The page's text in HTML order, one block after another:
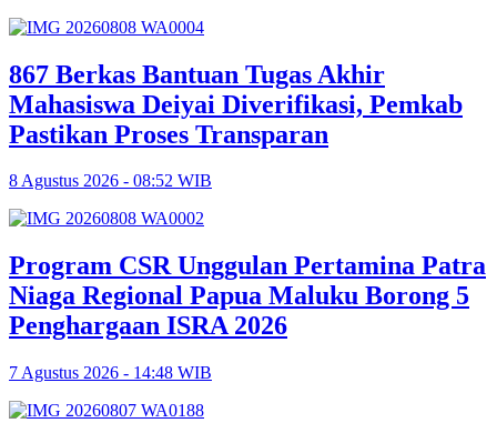
867 Berkas Bantuan Tugas Akhir
Mahasiswa Deiyai Diverifikasi, Pemkab
Pastikan Proses Transparan
8 Agustus 2026 - 08:52 WIB
Program CSR Unggulan Pertamina Patra
Niaga Regional Papua Maluku Borong 5
Penghargaan ISRA 2026
7 Agustus 2026 - 14:48 WIB